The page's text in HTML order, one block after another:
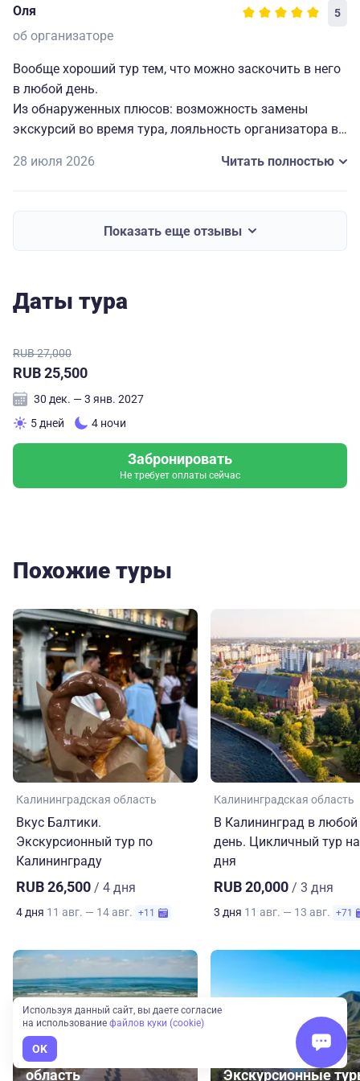
Оля 5
об организаторе
Вообще хороший тур тем, что можно заскочить в него
в любой день.
Из обнаруженных плюсов: возможность замены
экскурсий во время тура, лояльность организатора в
Людмила-Люся - кайфовый гид, водитель автобуса
(особо впечатлительным рекомендую не ходить на
28 июля 2026 Читать полностью
Показать еще отзывы
Даты тура
RUB 27,000
RUB 25,500
30 дек. — 3 янв. 2027
5 дней
4 ночи
Забронировать
Не требует оплаты сейчас
Похожие туры
Калининградская область
Вкус Балтики.
Экскурсионный тур по
Калининграду
RUB 26,500 / 4 дня
4 дня 11 авг. — 14 авг. +11
Калининградская область
В Калининград в любой
день. Цикличный тур
дня
RUB 20,000 / 3 дня
3 дня 11 авг. — 13 авг. +71
Калининградская
область
Экскурсионные
Используя данный сайт, вы даете согласие
на использование файлов куки (cookie)
OK